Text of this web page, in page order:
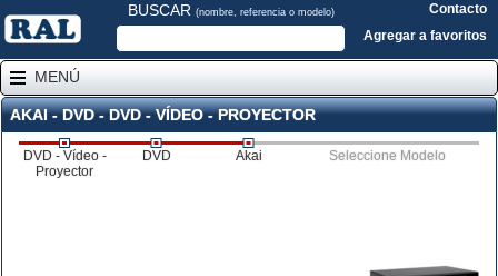
BUSCAR (nombre, referencia o modelo)
Contacto
Agregar a favoritos
MENÚ
AKAI - DVD - DVD - VÍDEO - PROYECTOR
DVD - Vídeo -
Proyector
DVD Akai Seleccione Modelo